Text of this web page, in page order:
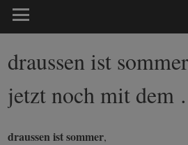
draussen ist
jetzt noch mit dem
draussen ist sommer,